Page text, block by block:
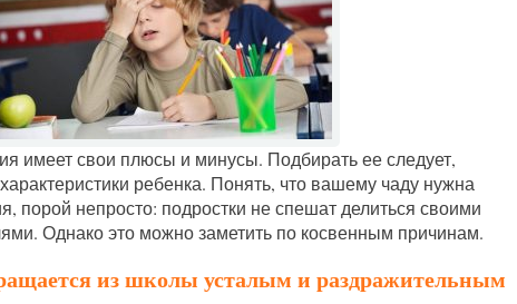
имеет свои плюсы и минусы. Подбирать ее следует,
ребенка. Понять, что вашему чаду нужна
порой непросто: подростки не спешат делиться своими
Однако это можно заметить по косвенным причинам.
из школы усталым и раздражительным